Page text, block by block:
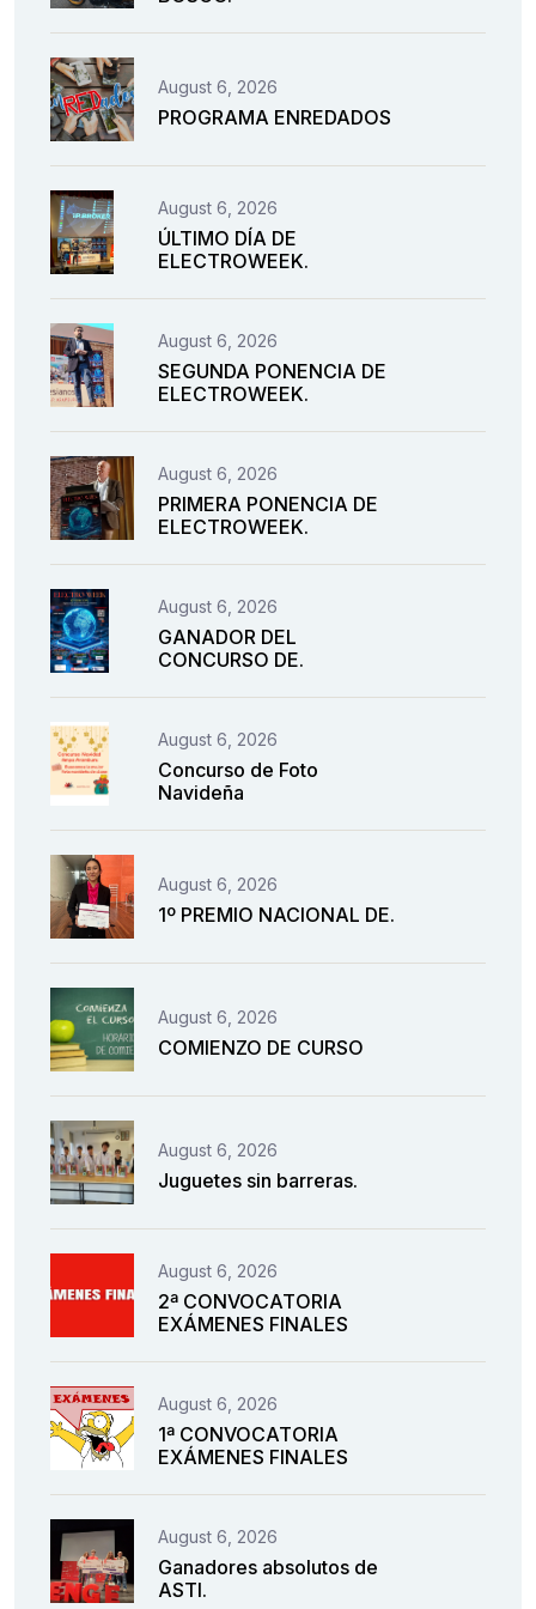
August 6, 2026
PROGRAMA ENREDADOS
August 6, 2026
ÚLTIMO DÍA DE
ELECTROWEEK.
August 6, 2026
SEGUNDA PONENCIA DE
ELECTROWEEK.
August 6, 2026
PRIMERA PONENCIA DE
ELECTROWEEK.
August 6, 2026
GANADOR DEL
CONCURSO DE.
August 6, 2026
Concurso de Foto
Navideña
August 6, 2026
1º PREMIO NACIONAL DE.
August 6, 2026
COMIENZO DE CURSO
August 6, 2026
Juguetes sin barreras.
August 6, 2026
2ª CONVOCATORIA
EXÁMENES FINALES
August 6, 2026
1ª CONVOCATORIA
EXÁMENES FINALES
August 6, 2026
Ganadores absolutos de
ASTI.